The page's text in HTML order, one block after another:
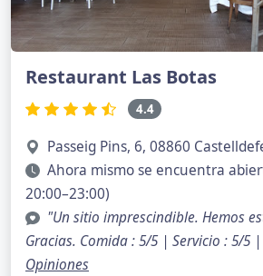
Restaurant Las Botas
4.4
Passeig Pins, 6, 08860
Ahora mismo se encuentra
20:00–23:00)
"Un sitio imprescindible. Hemos
Gracias. Comida : 5/5 | Servicio : 5/5
Opiniones